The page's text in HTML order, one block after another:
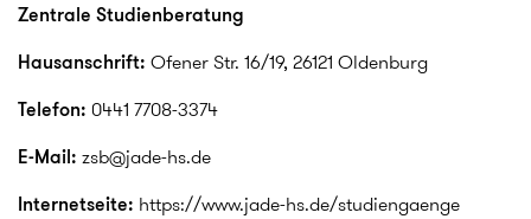
Zentrale Studienberatung
Hausanschrift: Ofener Str. 16/19, 26121 Oldenburg
Telefon: 0441 7708-3374
E-Mail: zsb@jade-hs.de
Internetseite: https://www.jade-hs.de/studiengaenge